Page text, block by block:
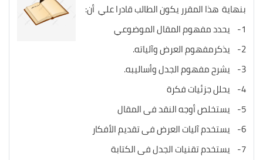
بنهاية هذا المقرر يكون الطالب قادرا علي أن:
1- يحدد مفهوم المقال الموضوعي
2- يذكرمفهوم العرض وآلياته.
3- يشرح مفهوم الجدل وأساليبه.
4- يحلل جزئيات فكرة
5- يستخلص أوجه النقد فى المقال
6- يستخدم آليات العرض فى تقديم الأفكار
7- يستخدم تقنيات الجدل فى الكتابة